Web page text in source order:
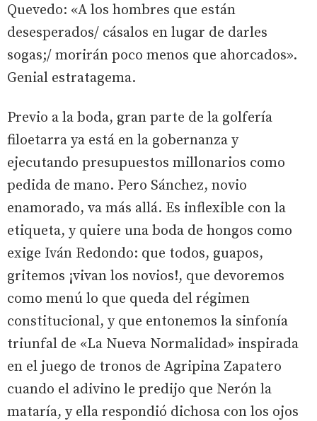
Quevedo: «A los hombres que están
desesperados/ cásalos en lugar de darles
sogas;/ morirán poco menos que ahorcados».
Genial estratagema.
Previo a la boda, gran parte de la golfería
filoetarra ya está en la gobernanza y
ejecutando presupuestos millonarios como
pedida de mano. Pero Sánchez, novio
enamorado, va más allá. Es inflexible con la
etiqueta, y quiere una boda de hongos como
exige Iván Redondo: que todos, guapos,
gritemos ¡vivan los novios!, que devoremos
como menú lo que queda del régimen
constitucional, y que entonemos la sinfonía
triunfal de «La Nueva Normalidad» inspirada
en el juego de tronos de Agripina Zapatero
cuando el adivino le predijo que Nerón la
mataría, y ella respondió dichosa con los ojos